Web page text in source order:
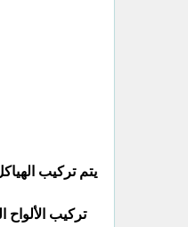
يتم تركيب
تركيب الألواح